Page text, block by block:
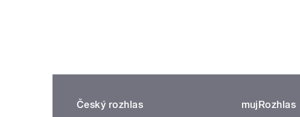
Český rozhlas mujRozhlas